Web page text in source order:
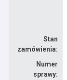
Stan
zamówienia:
Numer
sprawy: